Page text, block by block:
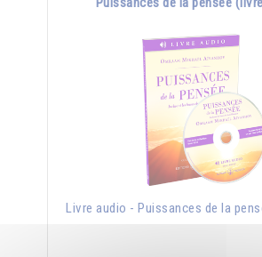
Livre audio - Puissances de la